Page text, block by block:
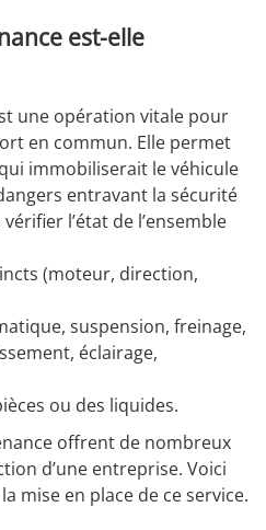
est-elle
une opération vitale pour
en commun. Elle permet
immobiliserait le véhicule
entravant la sécurité
l’état de l’ensemble
(moteur, direction,
suspension, freinage,
éclairage,
ou des liquides.
offrent de nombreux
d’une entreprise. Voici
mise en place de ce service.